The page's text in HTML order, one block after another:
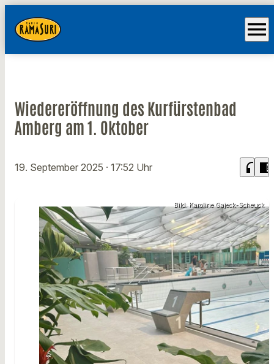
menu
Wiedereröffnung des Kurfürstenbad
Amberg am 1. Oktober
19. September 2025 · 17:52 Uhr headphones chrome_reader_mode
Bild: Karoline Gajeck-Scheuck